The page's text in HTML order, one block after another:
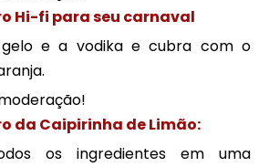
Hi-fi para seu carnaval
e a vodika e cubra com o
da Caipirinha de Limão:
os ingredientes em uma